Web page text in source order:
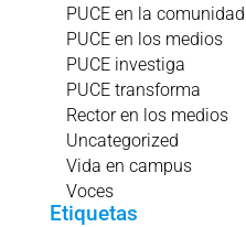
PUCE en la comunidad
PUCE en los medios
PUCE investiga
PUCE transforma
Rector en los medios
Uncategorized
Vida en campus
Voces
Etiquetas